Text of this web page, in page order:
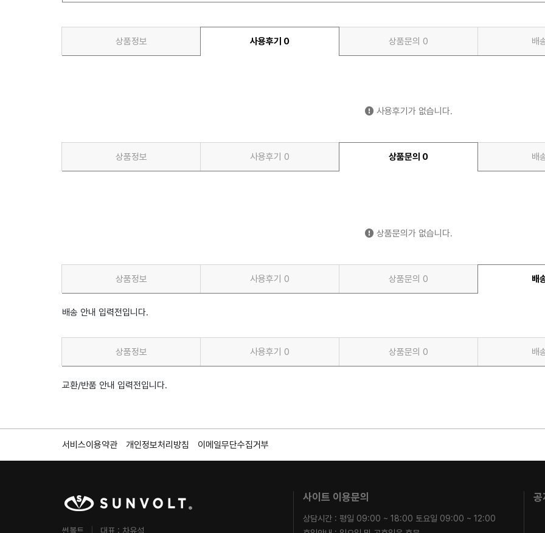
상품정보 사용후기 0 상품문의 0 배
사용후기가 없습니다.
상품정보 사용후기 0 상품문의 0 배
상품문의가 없습니다.
상품정보 사용후기 0 상품문의 0 배
배송 안내 입력전입니다.
상품정보 사용후기 0 상품문의 0 배
교환/반품 안내 입력전입니다.
서비스이용약관 개인정보처리방침 이메일무단수집거부
썬볼트 대표 : 차유석
사이트 이용문의
상담시간 : 평일 09:00 ~ 18:00 토요일 09:00 ~ 12:00
공